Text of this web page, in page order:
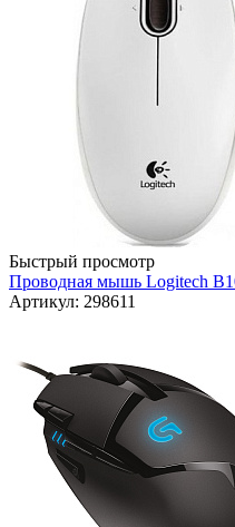
Быстрый просмотр
Проводная мышь Logitech
Артикул: 298611